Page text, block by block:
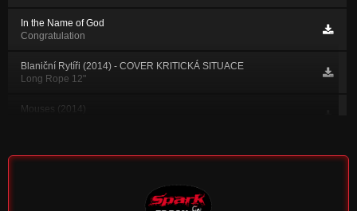
In the Name of God
Congratulation
Blaniční Rytíři (2014) - COVER KRITICKÁ SITUACE
Long Rope 12"
Mouses (2014)